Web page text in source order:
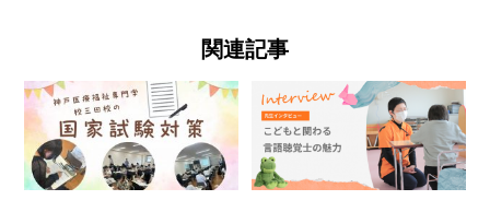
関連記事